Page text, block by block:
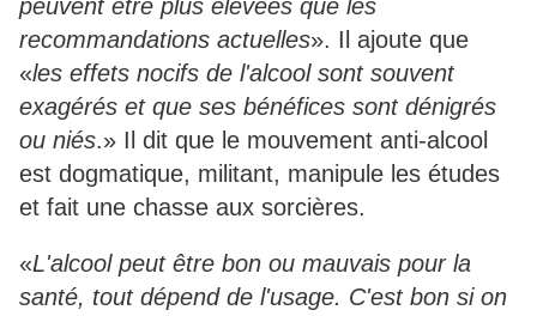
peuvent être plus élevées que les
recommandations actuelles». Il ajoute que
«les effets nocifs de l'alcool sont souvent
exagérés et que ses bénéfices sont dénigrés
ou niés.» Il dit que le mouvement anti-alcool
est dogmatique, militant, manipule les études
et fait une chasse aux sorcières.
«L'alcool peut être bon ou mauvais pour la
santé, tout dépend de l'usage. C'est bon si on